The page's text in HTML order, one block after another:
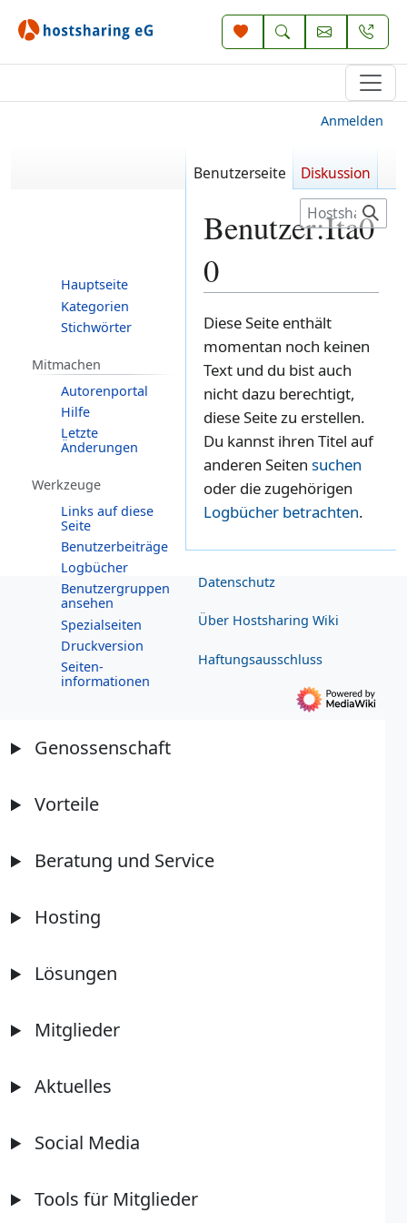
Benutzer:Ita0
0
Zur
Navigation
springen
Zur
Suche
springen
Diese Seite enthält
momentan noch keinen
Text und du bist auch
nicht dazu berechtigt,
diese Seite zu erstellen.
Du kannst ihren Titel auf
anderen Seitensuchen
oder die zugehörigen
Logbücher betrachten.
Anmelden
Benutzerseite Diskussion
S
u
e
Hauptseite
Kategorien
Stichwörter
Mitmachen
Autorenportal
Hilfe
Letzte
Änderungen
Werkzeuge
Links auf diese
Seite
Benutzerbeiträge
Logbücher
Benutzergruppen
ansehen
Spezialseiten
Druckversion
Seiten­­
informationen
Datenschutz
Über Hostsharing Wiki
Haftungsausschluss
Genossenschaft
Vorteile
Beratung und Service
Hosting
Lösungen
Mitglieder
Aktuelles
Social Media
Tools für Mitglieder